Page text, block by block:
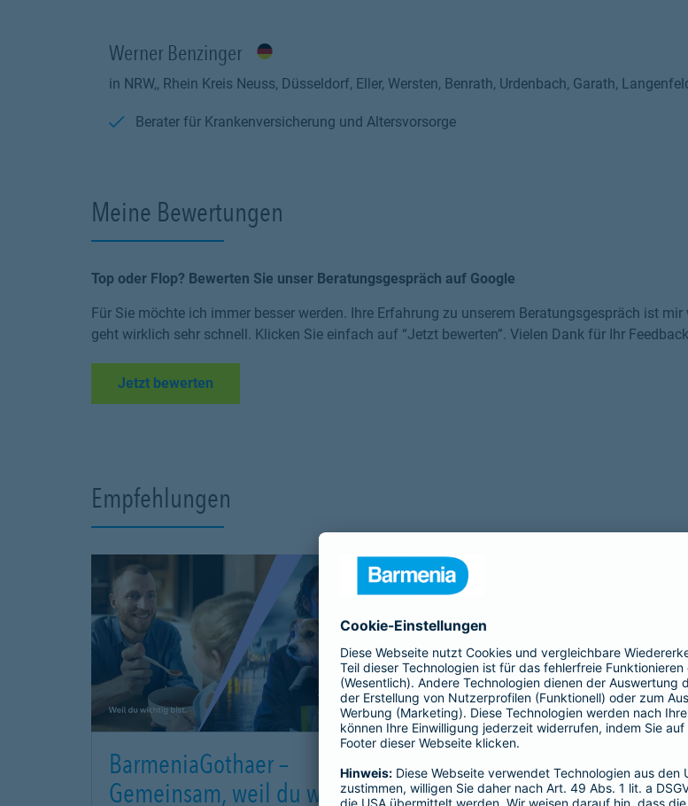
Werner Benzinger
in NRW,, Rhein Kreis Neuss, Düsseldorf, Eller, Wersten, Benrath, Urdenbach, Garath,
Berater für Krankenversicherung und Altersvorsorge
Meine Bewertungen
Top oder Flop? Bewerten Sie unser Beratungsgespräch auf Google
Für Sie möchte ich immer besser werden. Ihre Erfahrung zu unserem Beratungsgespräch ist
geht wirklich sehr schnell. Klicken Sie einfach auf “Jetzt bewerten”. Vielen Dank für Ihr
Jetzt bewerten
Empfehlungen
BarmeniaGothaer –
Gemeinsam, weil du wichtig
Beamtenabsicherung